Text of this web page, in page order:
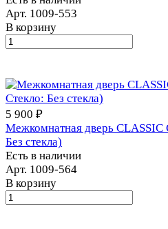
Арт. 1009-553
В корзину
5 900 ₽
Межкомнатная дверь
Без стекла)
Есть в наличии
Арт. 1009-564
В корзину